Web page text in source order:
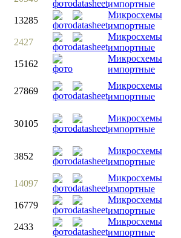
импортные
13285
Микросхемы
импортные
2427
Микросхемы
импортные
15162
Микросхемы
импортные
27869
Микросхемы
импортные
30105
Микросхемы
импортные
3852
Микросхемы
импортные
14097
Микросхемы
импортные
16779
Микросхемы
импортные
2433
Микросхемы
импортные